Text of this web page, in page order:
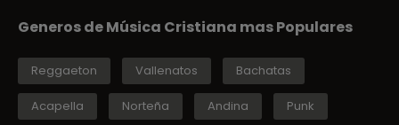
Generos de Música Cristiana mas Populares
Reggaeton Vallenatos Bachatas
Acapella Norteña Andina Punk